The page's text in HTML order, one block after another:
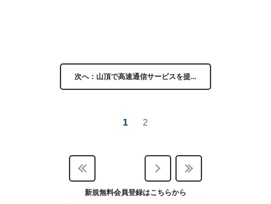
次へ：山頂で高速通信サービスを提…
1 2
新規無料会員登録はこちらから